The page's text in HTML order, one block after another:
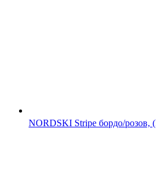
NORDSKI Stripe бордо/розов,